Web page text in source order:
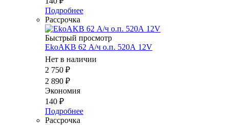
Подробнее
Рассрочка
Быстрый просмотр
EkoAKB 62 А/ч о.п. 520А 12V
Нет в наличии
2 750 ₽
2 890 ₽
Экономия
140 ₽
Подробнее
Рассрочка